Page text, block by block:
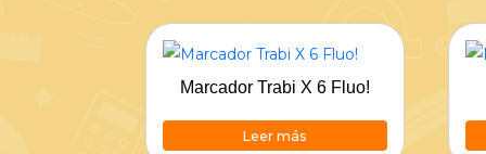
Marcador Trabi X 6 Fluo!
Leer más